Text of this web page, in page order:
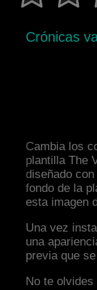
Crónicas
Cambia los
plantilla The
diseñado
fondo de la
esta imagen
Una vez
una
previa que
No te